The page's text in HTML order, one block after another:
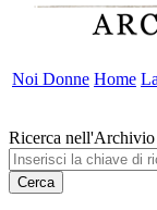
Noi Donne Home
Ricerca nell'Archivio
Cerca